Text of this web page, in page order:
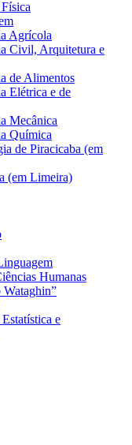
Agrícola
Civil, Arquitetura e
de Alimentos
Elétrica e de
Mecânica
Química
de Piracicaba (em
(em Limeira)
Humanas
Wataghin”
e